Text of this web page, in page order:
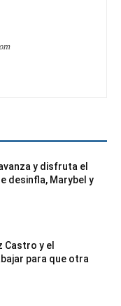
y disfruta el
desinfla, Marybel y
Castro y el
para que otra